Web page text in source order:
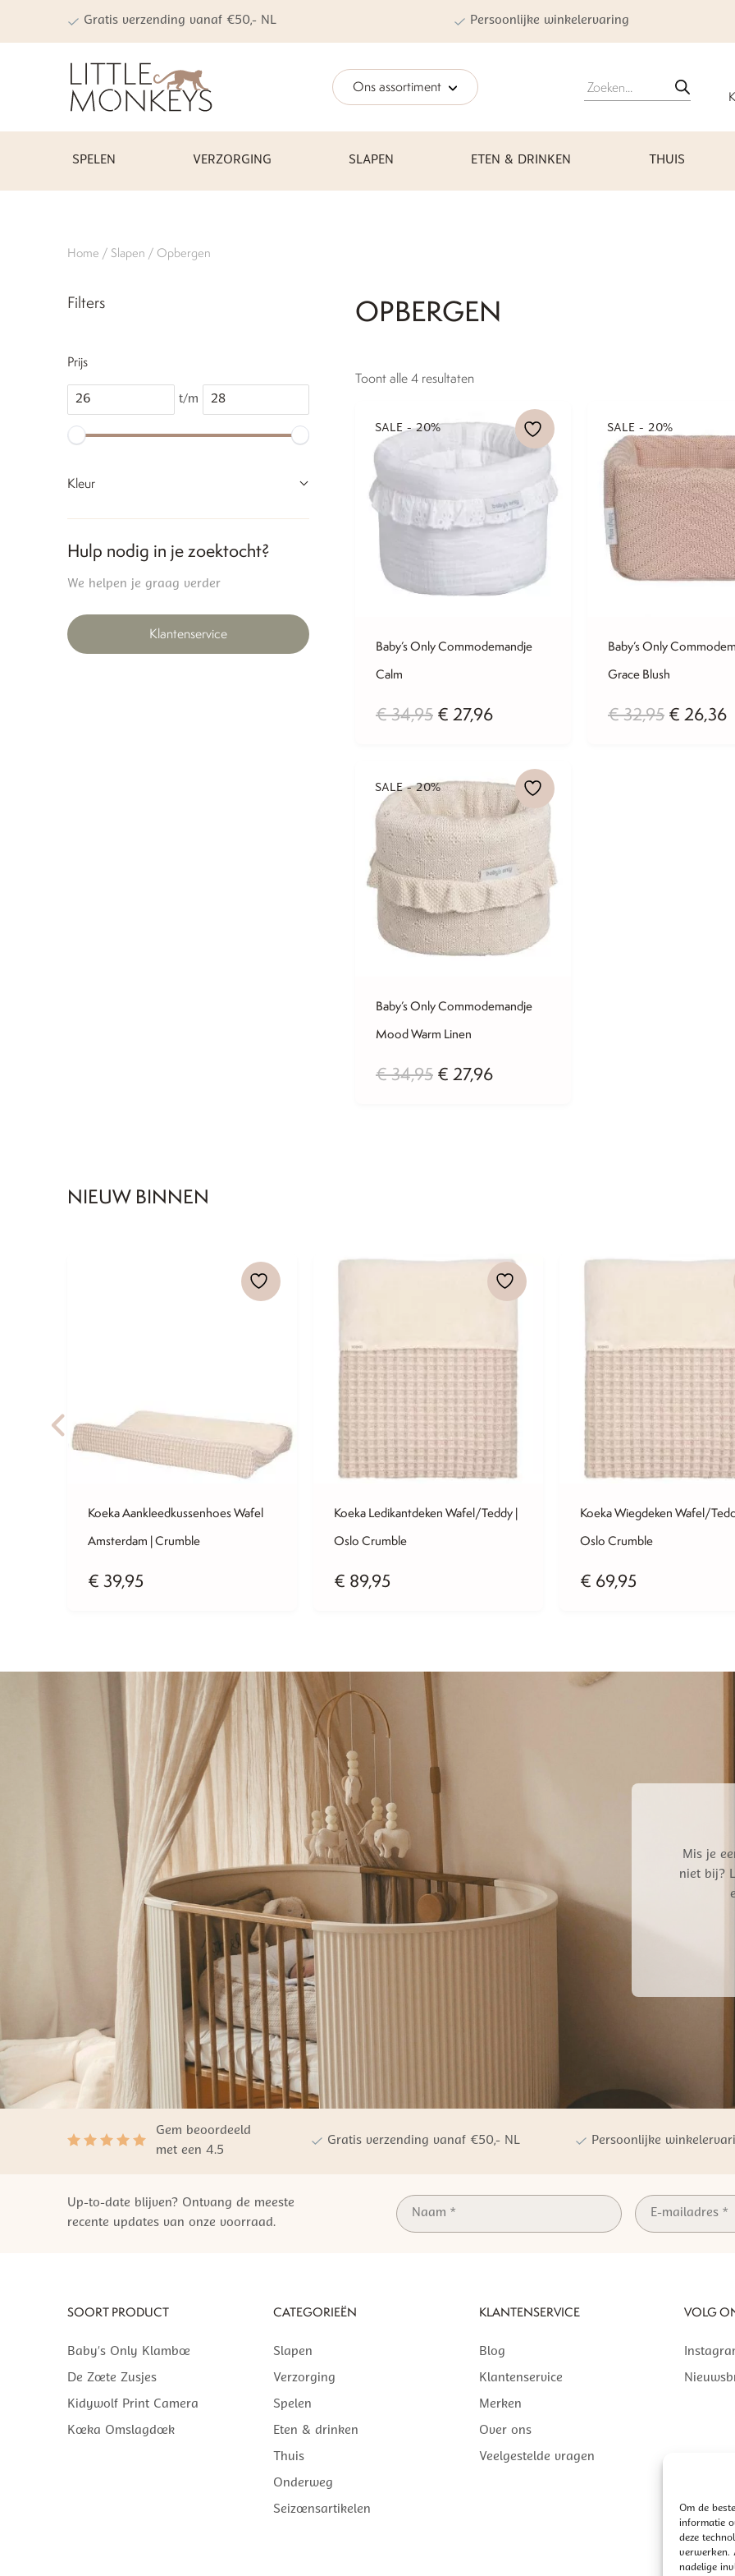
Om de
informatie
deze
verwerken.
nadelige
Gratis verzending vanaf €50,- NL Persoonlijke winkelervaring
Ons assortiment Producten
zoeken
SPELEN VERZORGING SLAPEN ETEN & DRINKEN THUIS
Home / Slapen / Opbergen
Filters
Prijs
t/m
Kleur
Hulp nodig in je zoektocht?
We helpen je graag verder
Klantenservice
OPBERGEN
Toont alle 4 resultaten
SALE - 20%
Baby’s Only Commodemandje
Calm
€34,95 Oorspronkelijke
€ 27,96Huidige
€ 27,96.
SALE - 20%
Baby’s Only
Grace Blush
€32,95 € 26,36
SALE - 20%
Baby’s Only Commodemandje
Mood Warm Linen
€34,95 Oorspronkelijke
€ 27,96Huidige
NIEUW BINNEN
Koeka Aankleedkussenhoes Wafel
Amsterdam | Crumble
€ 39,95
Koeka Ledikantdeken Wafel/Teddy |
Oslo Crumble
€ 89,95
Koeka Wiegdeken Wafel/
Oslo Crumble
€ 69,95
Mis je
niet bij?
Gem beoordeeld
met een 4.5
Gratis verzending vanaf €50,- NL Persoonlijke
Up-to-date blijven? Ontvang de meeste
recente updates van onze voorraad.
SOORT PRODUCT
Baby’s Only Klamboe
De Zoete Zusjes
Kidywolf Print Camera
Koeka Omslagdoek
CATEGORIEËN
Slapen
Verzorging
Spelen
Eten & drinken
Thuis
Onderweg
Seizoensartikelen
KLANTENSERVICE
Blog
Klantenservice
Merken
Over ons
Veelgestelde vragen
VOLG